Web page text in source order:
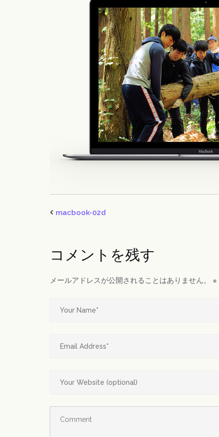
macbook-02d
コメントを残す
メールアドレスが公開されることはありません。 ※